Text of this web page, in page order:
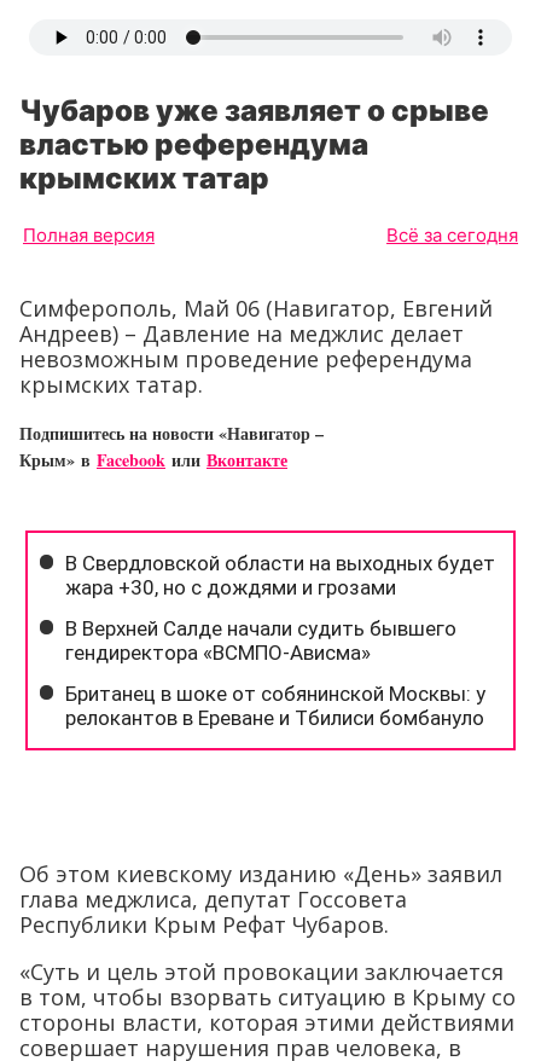
Чубаров уже заявляет о срыве
властью референдума
крымских татар
Полная версия Всё за сегодня
Симферополь, Май 06 (Навигатор, Евгений
Андреев) – Давление на меджлис делает
невозможным проведение референдума
крымских татар.
Подпишитесь на новости «Навигатор –
Крым» в Facebook или Вконтакте
Об этом киевскому изданию «День» заявил
глава меджлиса, депутат Госсовета
Республики Крым Рефат Чубаров.
«Суть и цель этой провокации заключается
в том, чтобы взорвать ситуацию в Крыму со
стороны власти, которая этими действиями
совершает нарушения прав человека, в